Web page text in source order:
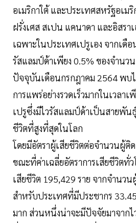
อเมริกาใต้ และประเทศสหรัฐอเม
ฝรั่งเศส สเปน แคนาดา และอิสรา
เฉพาะในประเทศเปรูเอง จากเดื
รัสแลมป์ด้าเพียง 0.5% ของจำนว
ปัจจุบันเดือนกรกฎาคม 2564 พบ
การแพร่อย่างรวดเร็วมากในเวลา
เปรูซึ่งมีไวรัสแลมป์ด้าเป็นสายพัน
ชีวิตที่สูงที่สุดในโลก
โดยมีอัตราผู้เสียชีวิตต่อจำนวนผู้ติ
ขณะที่ค่าเฉลี่ยอัตราการเสียชีวิตทั่
เสียชีวิต 195,429 ราย จากจำนว
สำหรับประเทศที่มีประชากร
มาก ส่วนหนึ่งน่าจะมีปัจจัยมาจาก